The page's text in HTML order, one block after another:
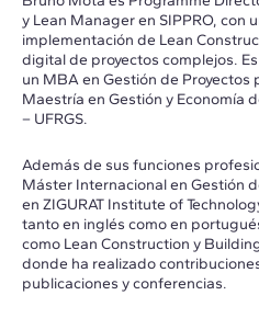
y Lean Manager en SIPPRO, con
implementación de Lean
digital de proyectos complejos.
un MBA en Gestión de Proyectos
Maestría en Gestión y Economía
– UFRGS.
Además de sus funciones
Máster Internacional en Gestión
en ZIGURAT Institute of
tanto en inglés como en
como Lean Construction y
donde ha realizado
publicaciones y conferencias.